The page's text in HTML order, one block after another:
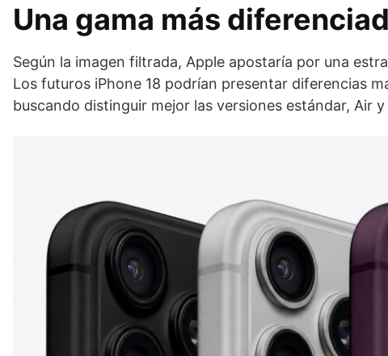
Una gama más
Según la imagen filtrada, Apple apostaría por una
Los futuros iPhone 18 podrían presentar diferencias
buscando distinguir mejor las versiones estándar, Air y